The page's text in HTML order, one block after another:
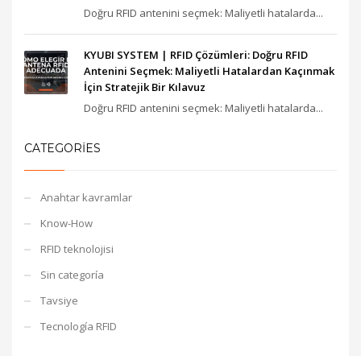
Doğru RFID antenini seçmek: Maliyetli hatalarda...
KYUBI SYSTEM | RFID Çözümleri: Doğru RFID
Antenini Seçmek: Maliyetli Hatalardan Kaçınmak
İçin Stratejik Bir Kılavuz
Doğru RFID antenini seçmek: Maliyetli hatalarda...
CATEGORIES
Anahtar kavramlar
Know-How
RFID teknolojisi
Sin categoría
Tavsiye
Tecnología RFID